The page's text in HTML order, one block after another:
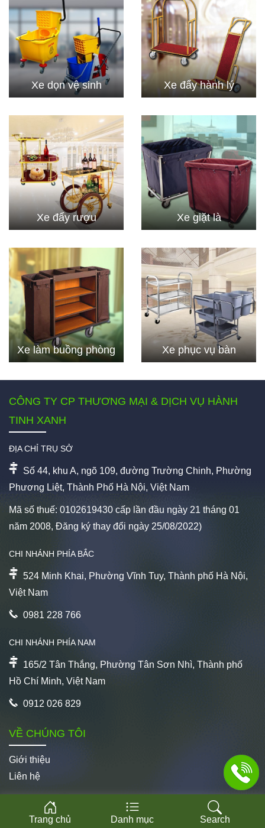
Trang chủ Danh mục Search
Xe dọn vệ sinh Xe đẩy hành lý
Xe đẩy rượu Xe giặt là
Xe làm buồng phòng Xe phục vụ bàn
CÔNG TY CP THƯƠNG MẠI & DỊCH VỤ HÀNH
TINH XANH
ĐỊA CHỈ TRỤ SỞ
Số 44, khu A, ngõ 109, đường Trường Chinh, Phường
Phương Liệt, Thành Phố Hà Nội, Việt Nam
Mã số thuế: 0102619430 cấp lần đầu ngày 21 tháng 01
năm 2008, Đăng ký thay đổi ngày 25/08/2022)
CHI NHÁNH PHÍA BẮC
524 Minh Khai, Phường Vĩnh Tuy, Thành phố Hà Nội,
Việt Nam
0981 228 766
CHI NHÁNH PHÍA NAM
165/2 Tân Thắng, Phường Tân Sơn Nhì, Thành phố
Hồ Chí Minh, Việt Nam
0912 026 829
VỀ CHÚNG TÔI
Giới thiệu
Liên hệ
CHĂM SÓC KHÁCH HÀNG